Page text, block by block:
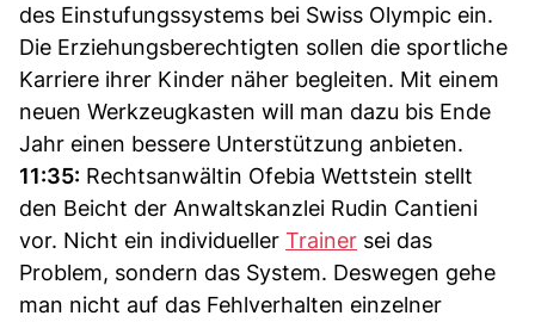
des Einstufungssystems bei Swiss Olympic ein.
Die Erziehungsberechtigten sollen die sportliche
Karriere ihrer Kinder näher begleiten. Mit einem
neuen Werkzeugkasten will man dazu bis Ende
Jahr einen bessere Unterstützung anbieten.
11:35: Rechtsanwältin Ofebia Wettstein stellt
den Beicht der Anwaltskanzlei Rudin Cantieni
vor. Nicht ein individueller Trainer sei das
Problem, sondern das System. Deswegen gehe
man nicht auf das Fehlverhalten einzelner